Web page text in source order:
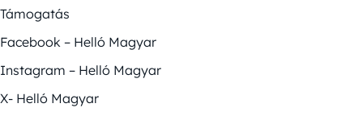
Támogatás
Facebook – Helló Magyar
Instagram – Helló Magyar
X- Helló Magyar